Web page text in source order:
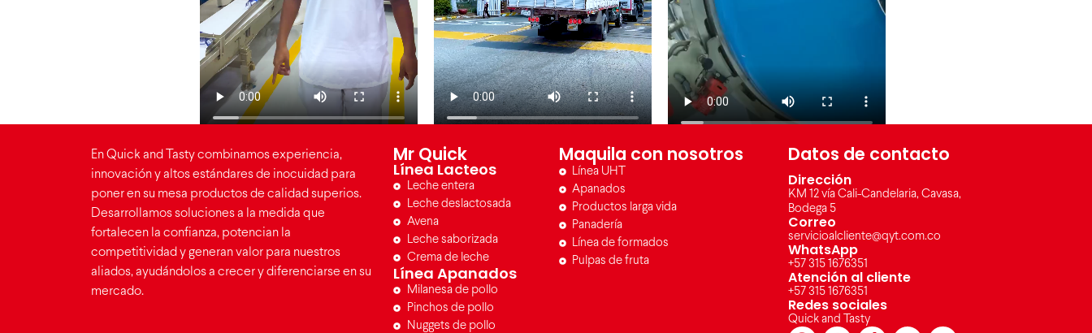
En Quick and Tasty combinamos experiencia,
innovación y altos estándares de inocuidad para
poner en su mesa productos de calidad superios.
Desarrollamos soluciones a la medida que
fortalecen la confianza, potencian la
competitividad y generan valor para nuestros
aliados, ayudándolos a crecer y diferenciarse en su
mercado.
Mr Quick
Línea Lacteos
Leche entera
Leche deslactosada
Avena
Leche saborizada
Crema de leche
Línea Apanados
Milanesa de pollo
Pinchos de pollo
Nuggets de pollo
Maquila con nosotros
Línea UHT
Apanados
Productos larga vida
Panadería
Línea de formados
Pulpas de fruta
Datos de contacto
Dirección
KM 12 vía Cali-Candelaria, Cavasa,
Bodega 5
Correo
servicioalcliente@qyt.com.co
WhatsApp
+57 315 1676351
Atención al cliente
+57 315 1676351
Redes sociales
Quick and Tasty